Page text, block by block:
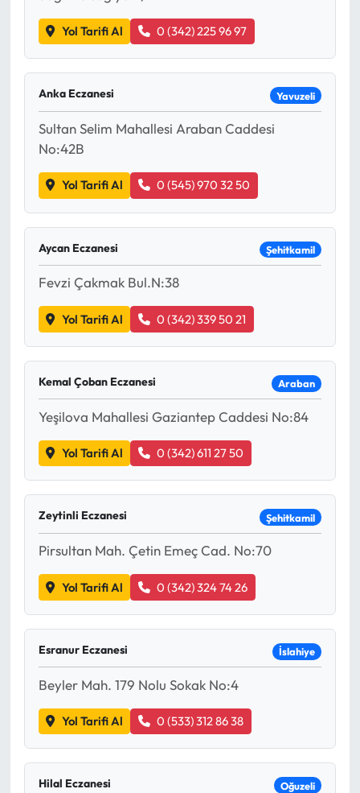
Yol Tarifi Al 0 (342) 225 96 97
Anka Eczanesi Yavuzeli
Sultan Selim Mahallesi Araban Caddesi
No:42B
Yol Tarifi Al 0 (545) 970 32 50
Aycan Eczanesi Şehitkamil
Fevzi Çakmak Bul.N:38
Yol Tarifi Al 0 (342) 339 50 21
Kemal Çoban Eczanesi Araban
Yeşilova Mahallesi Gaziantep Caddesi No:84
Yol Tarifi Al 0 (342) 611 27 50
Zeytinli Eczanesi Şehitkamil
Pirsultan Mah. Çetin Emeç Cad. No:70
Yol Tarifi Al 0 (342) 324 74 26
Esranur Eczanesi İslahiye
Beyler Mah. 179 Nolu Sokak No:4
Yol Tarifi Al 0 (533) 312 86 38
Hilal Eczanesi Oğuzeli